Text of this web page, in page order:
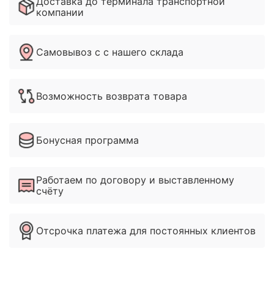
компании
Самовывоз с с нашего склада
Возможность возврата товара
Бонусная программа
Работаем по договору и выставленному
счёту
Отсрочка платежа для постоянных клиентов